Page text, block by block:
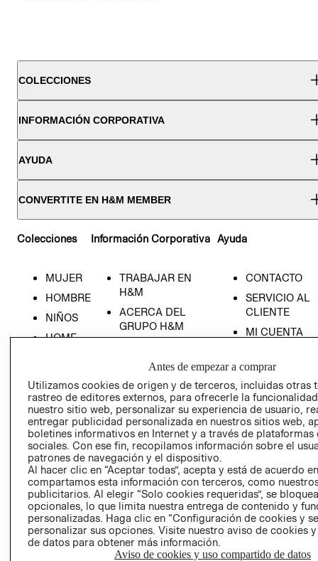
COLECCIONES
INFORMACIÓN CORPORATIVA
AYUDA
CONVERTITE EN H&M MEMBER
Colecciones
MUJER
HOMBRE
NIÑOS
HOME
Información Corporativa
TRABAJAR EN
H&M
ACERCA DEL
GRUPO H&M
SOCIAL
PRENSA
RELACIÓN CON
INVERSIONISTAS
POLÍTICA
EMPRESARIAL
Ayuda
CONTACTO
SERVICIO AL
CLIENTE
MI CUENTA
TIENDAS
- RETIRO EN
TIENDA
TÉRMINOS Y
CONDICIONES
AVISO DE
PRIVACIDAD
GIFT CARD
AVISO DE
COOKIES
Antes de empezar a comprar
Utilizamos cookies de origen y de terceros, incluidas otras
rastreo de editores externos, para ofrecerle la
nuestro sitio web, personalizar su experiencia de usuario,
entregar publicidad personalizada en nuestros sitios web,
boletines informativos en Internet y a través de plataformas
sociales. Con ese fin, recopilamos información sobre el
patrones de navegación y el dispositivo.
Al hacer clic en “Aceptar todas”, acepta y está de acuerdo
compartamos esta información con terceros, como
publicitarios. Al elegir “Solo cookies requeridas”, se
opcionales, lo que limita nuestra entrega de contenido y
personalizadas. Haga clic en “Configuración de cookies y
personalizar sus opciones. Visite nuestro aviso de cookies
de datos para obtener más información.
Aviso de cookies y uso compartido de datos